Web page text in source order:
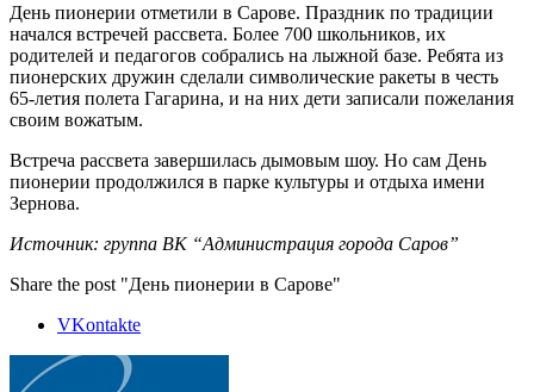
День пионерии отметили в Сарове. Праздник по традиции
начался встречей рассвета. Более 700 школьников, их
родителей и педагогов собрались на лыжной базе. Ребята из
пионерских дружин сделали символические ракеты в честь
65-летия полета Гагарина, и на них дети записали пожелания
своим вожатым.
Встреча рассвета завершилась дымовым шоу. Но сам День
пионерии продолжился в парке культуры и отдыха имени
Зернова.
Источник: группа ВК “Администрация города Саров”
Share the post "День пионерии в Сарове"
VKontakte